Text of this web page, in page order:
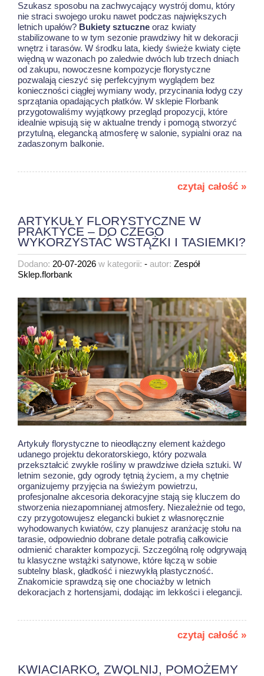
Szukasz sposobu na zachwycający wystrój domu, który
nie straci swojego uroku nawet podczas największych
letnich upałów? Bukiety sztuczne oraz kwiaty
stabilizowane to w tym sezonie prawdziwy hit w dekoracji
wnętrz i tarasów. W środku lata, kiedy świeże kwiaty cięte
więdną w wazonach po zaledwie dwóch lub trzech dniach
od zakupu, nowoczesne kompozycje florystyczne
pozwalają cieszyć się perfekcyjnym wyglądem bez
konieczności ciągłej wymiany wody, przycinania łodyg czy
sprzątania opadających płatków. W sklepie Florbank
przygotowaliśmy wyjątkowy przegląd propozycji, które
idealnie wpisują się w aktualne trendy i pomogą stworzyć
przytulną, elegancką atmosferę w salonie, sypialni oraz na
zadaszonym balkonie.
czytaj całość »
ARTYKUŁY FLORYSTYCZNE W
PRAKTYCE – DO CZEGO
WYKORZYSTAĆ WSTĄŻKI I TASIEMKI?
Dodano: 20-07-2026 w kategorii: - autor: Zespół
Sklep.florbank
Artykuły florystyczne to nieodłączny element każdego
udanego projektu dekoratorskiego, który pozwala
przekształcić zwykłe rośliny w prawdziwe dzieła sztuki. W
letnim sezonie, gdy ogrody tętnią życiem, a my chętnie
organizujemy przyjęcia na świeżym powietrzu,
profesjonalne akcesoria dekoracyjne stają się kluczem do
stworzenia niezapomnianej atmosfery. Niezależnie od tego,
czy przygotowujesz elegancki bukiet z własnoręcznie
wyhodowanych kwiatów, czy planujesz aranżację stołu na
tarasie, odpowiednio dobrane detale potrafią całkowicie
odmienić charakter kompozycji. Szczególną rolę odgrywają
tu klasyczne wstążki satynowe, które łączą w sobie
subtelny blask, gładkość i niezwykłą plastyczność.
Znakomicie sprawdzą się one chociażby w letnich
dekoracjach z hortensjami, dodając im lekkości i elegancji.
czytaj całość »
KWIACIARKO, ZWOLNIJ, POMOŻEMY